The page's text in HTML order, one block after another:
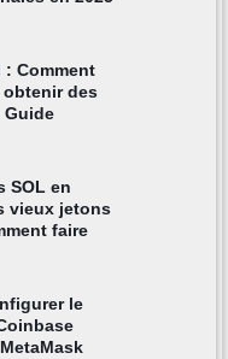
: Comment
des
Guide
SOL en
vieux jetons
faire
le